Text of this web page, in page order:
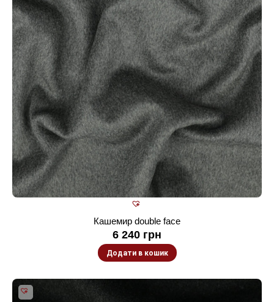
Кашемир double face
6 240 грн
Додати в кошик